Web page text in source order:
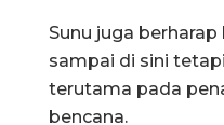
Sunu juga
sampai di sini
terutama pada
bencana.